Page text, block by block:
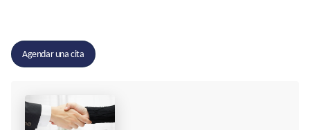
Estratégica.
Agendar una cita